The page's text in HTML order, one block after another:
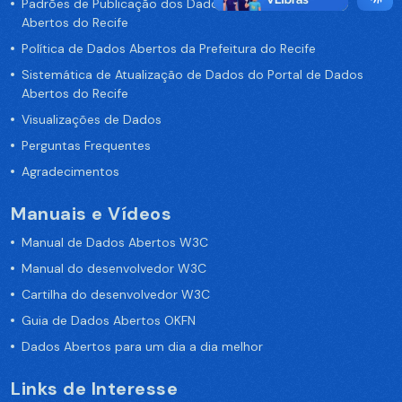
Padrões de Publicação dos Dados no Portal de Dados
Abertos do Recife
Política de Dados Abertos da Prefeitura do Recife
Sistemática de Atualização de Dados do Portal de Dados
Abertos do Recife
Visualizações de Dados
Perguntas Frequentes
Agradecimentos
Manuais e Vídeos
Manual de Dados Abertos W3C
Manual do desenvolvedor W3C
Cartilha do desenvolvedor W3C
Guia de Dados Abertos OKFN
Dados Abertos para um dia a dia melhor
Links de Interesse